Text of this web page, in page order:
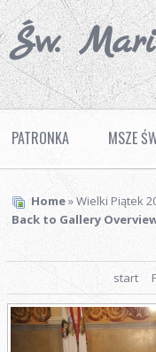
PATRONKA MSZE
Home» Wielki Piątek
Back to Gallery
start